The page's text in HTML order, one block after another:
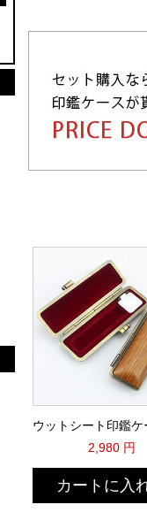
2,980 円
カートに入